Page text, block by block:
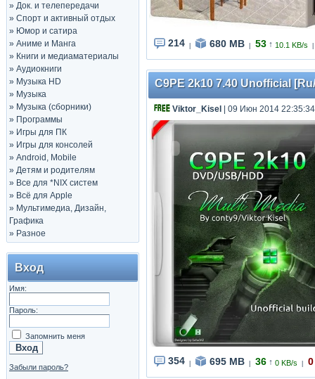
» Док. и телепередачи
» Спорт и активный отдых
» Юмор и сатира
» Аниме и Манга
» Книги и медиаматериалы
» Аудиокниги
» Музыка HD
» Музыка
» Музыка (сборники)
» Программы
» Игры для ПК
» Игры для консолей
» Android, Mobile
» Детям и родителям
» Все для *NIX систем
» Всё для Apple
» Мультимедиа, Дизайн,
Графика
» Разное
Вход
Имя:
Пароль:
Запомнить меня
Забыли пароль?
214 680 MB 53 ↑ 10.1 KB/s
C9PE 2k10 7.40 Unofficial
Viktor_Kisel | 09 Июн 2014 22:35:34
354 695 MB 36 ↑ 0 KB/s 0